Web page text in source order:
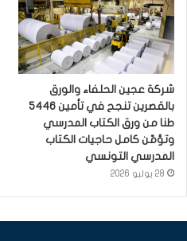
شركة عجين الحلفاء والورق
بالقصرين تنجح في تأمين 5446
طنا من ورق الكتاب المدرسي
وتؤمّن كامل حاجيات الكتاب
المدرسي التونسي
28 يوليو 2026